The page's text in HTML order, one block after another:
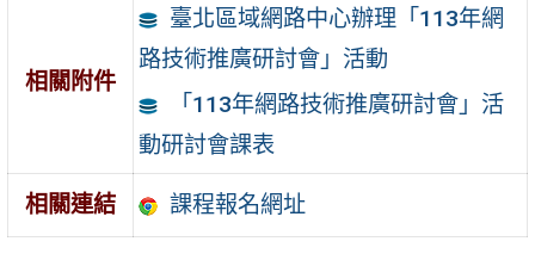
相關附件
臺北區域網路中心辦理「113年網
路技術推廣研討會」活動
「113年網路技術推廣研討會」活
動研討會課表
相關連結 課程報名網址